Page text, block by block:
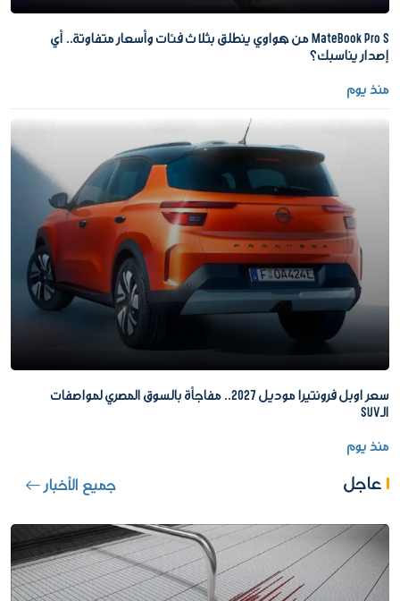
MateBook Pro S من هواوي ينطلق بثلاث فئات وأسعار متفاوتة.. أي
إصدار يناسبك؟
منذ يوم
سعر اوبل فرونتيرا موديل 2027.. مفاجأة بالسوق المصري لمواصفات
الـSUV
منذ يوم
عاجل جميع الأخبار